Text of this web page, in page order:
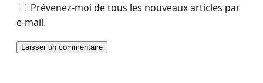
Prévenez-moi de tous les nouveaux articles par
e-mail.